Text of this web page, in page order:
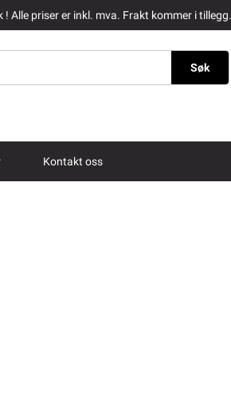
Alle priser er inkl. mva. Frakt kommer i tillegg.
Søk
Kontakt oss